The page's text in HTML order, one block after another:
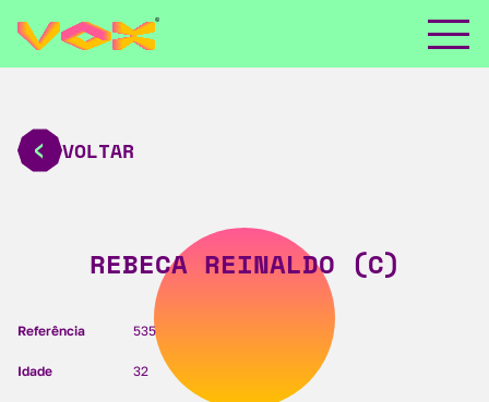
VOLTAR
REBECA REINALDO (C)
Referência 535
Idade 32